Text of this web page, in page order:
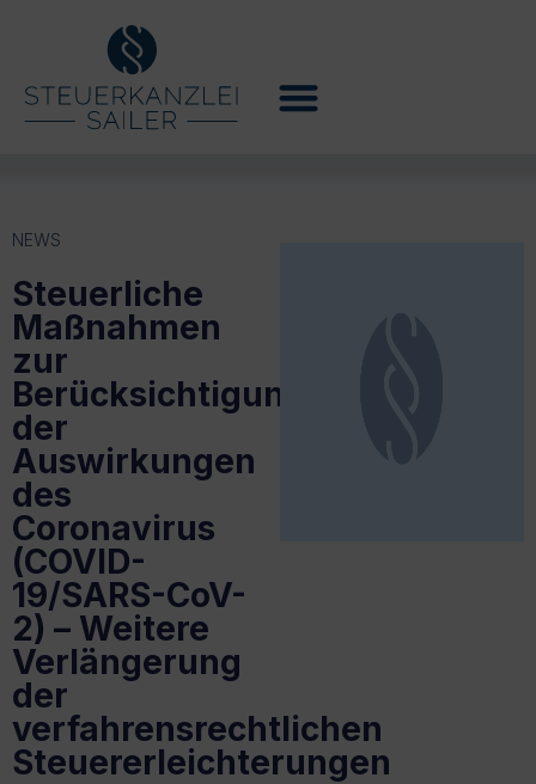
NEWS
Steuerliche
Maßnahmen
zur
Berücksichtigung
der
Auswirkungen
des
Coronavirus
(COVID-
19/SARS-CoV-
2) – Weitere
Verlängerung
der
verfahrensrechtlichen
Steuererleichterungen